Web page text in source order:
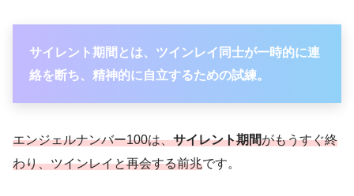
サイレント期間とは、ツインレイ同士が一時的に連
絡を断ち、精神的に自立するための試練。
エンジェルナンバー100は、サイレント期間がもうすぐ終
わり、ツインレイと再会する前兆です。